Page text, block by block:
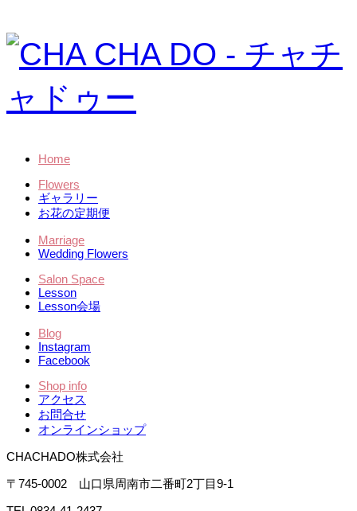
Home
Flowers
ギャラリー
お花の定期便
Marriage
Wedding Flowers
Salon Space
Lesson
Lesson会場
Blog
Instagram
Facebook
Shop info
アクセス
お問合せ
オンラインショップ
CHACHADO株式会社
〒745-0002 山口県周南市二番町2丁目9-1